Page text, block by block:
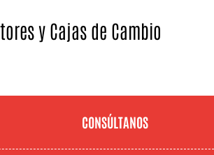
y Cajas de Cambio
CONSÚLTANOS